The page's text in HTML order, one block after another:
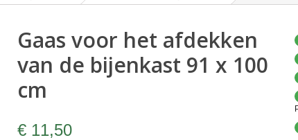
Gaas voor het afdekken
van de bijenkast 91 x 100
cm
€ 11,50